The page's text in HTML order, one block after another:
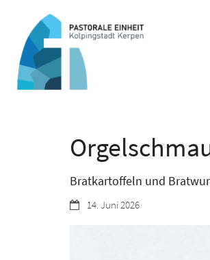
Zum Inhalt springen
Bratkartoffeln und
Datum:14. Juni 2026